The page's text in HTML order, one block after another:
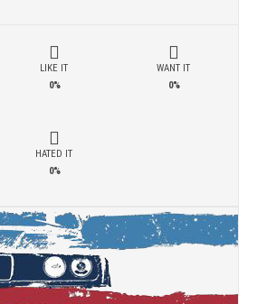
LIKE IT
0%
WANT IT
0%
HATED IT
0%